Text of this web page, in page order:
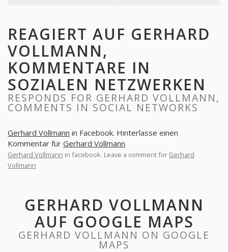
REAGIERT AUF GERHARD
VOLLMANN,
KOMMENTARE IN
SOZIALEN NETZWERKEN
RESPONDS FOR GERHARD VOLLMANN,
COMMENTS IN SOCIAL NETWORKS
Gerhard Vollmann in Facebook. Hinterlasse einen
Kommentar für Gerhard Vollmann
Gerhard Vollmann in facebook. Leave a comment for Gerhard
Vollmann
GERHARD VOLLMANN
AUF GOOGLE MAPS
GERHARD VOLLMANN ON GOOGLE
MAPS